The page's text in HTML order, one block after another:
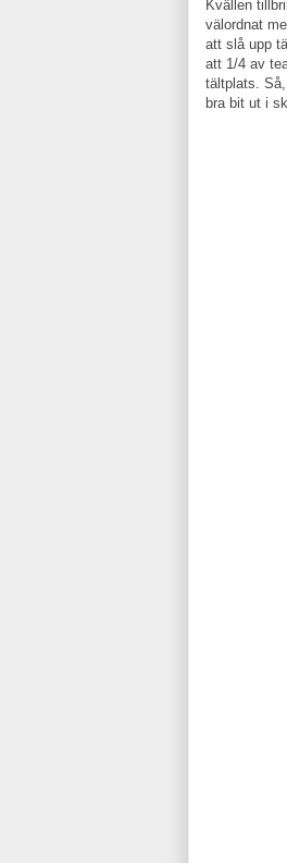
Kvällen
välordnat
att slå upp
att 1/4 av
tältplats.
bra bit ut i